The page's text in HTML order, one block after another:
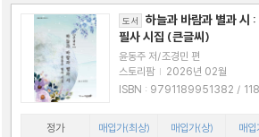
도서
하늘과 바람과 별과 시
필사 시집 (큰글씨)
윤동주 저/조경민 편
스토리팜 | 2026년 02월
ISBN : 9791189951382 / 11899513
정가
매입가(최상) 매입가(상) 매